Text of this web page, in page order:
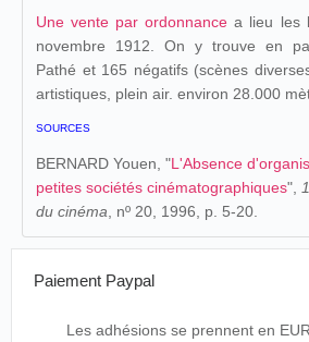
Une vente par ordonnance a lieu les
novembre 1912. On y trouve en
Pathé et 165 négatifs (scènes
artistiques, plein air. environ 28.000
SOURCES
BERNARD Youen, "L'Absence
petites sociétés cinématographiques",
du cinéma , nº 20, 1996, p. 5-20.
Paiement Paypal
Les adhésions se prennent en